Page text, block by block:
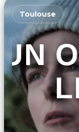
Toulouse
UN